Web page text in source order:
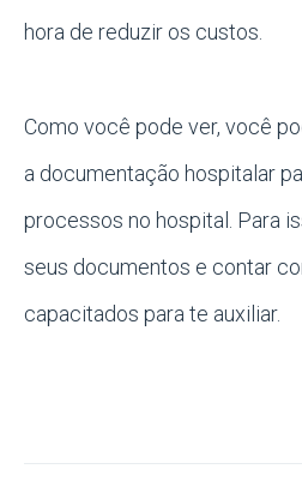
hora de reduzir os custos.
Como você pode ver, você
a documentação hospitalar
processos no hospital. Para
seus documentos e contar
capacitados para te auxiliar.